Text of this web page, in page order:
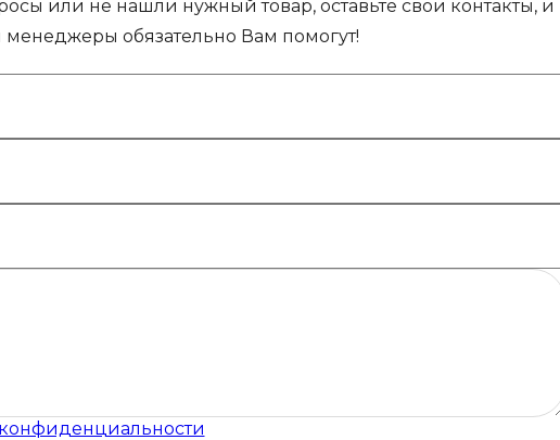
или не нашли нужный товар, оставьте свои контакты, и
обязательно Вам помогут!